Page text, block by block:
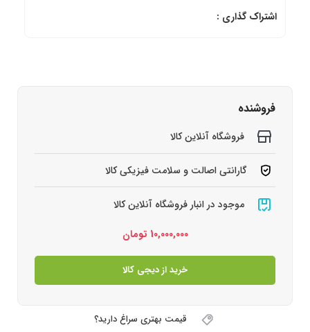
اشتراک گذاری :
فروشنده
فروشگاه آنلاین کالا
گارانتی اصالت و سلامت فیزیکی کالا
موجود در انبار فروشگاه آنلاین کالا
10,000,000 تومان
خرید از دیجی کالا
قیمت بهتری سراغ دارید؟